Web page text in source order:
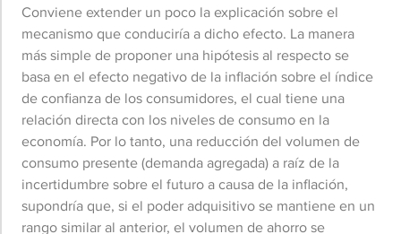
Conviene extender un poco la explicación sobre el
mecanismo que conduciría a dicho efecto. La manera
más simple de proponer una hipótesis al respecto se
basa en el efecto negativo de la inflación sobre el índice
de confianza de los consumidores, el cual tiene una
relación directa con los niveles de consumo en la
economía. Por lo tanto, una reducción del volumen de
consumo presente (demanda agregada) a raíz de la
incertidumbre sobre el futuro a causa de la inflación,
supondría que, si el poder adquisitivo se mantiene en un
rango similar al anterior, el volumen de ahorro se